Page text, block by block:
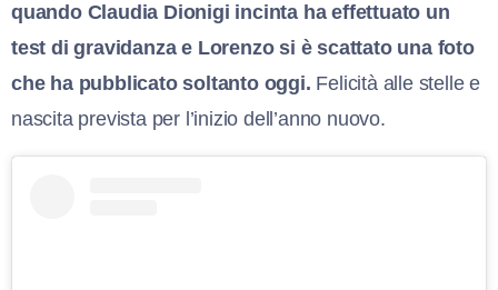
quando Claudia Dionigi incinta ha effettuato un
test di gravidanza e Lorenzo si è scattato una foto
che ha pubblicato soltanto oggi. Felicità alle stelle e
nascita prevista per l’inizio dell’anno nuovo.